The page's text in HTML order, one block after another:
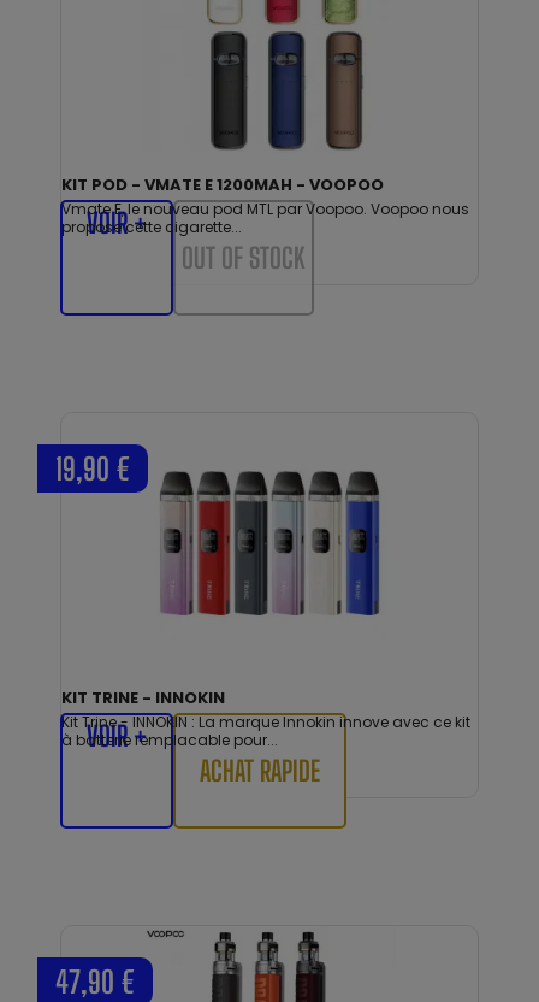
KIT POD - VMATE E 1200MAH - VOOPOO
Vmate E, le nouveau pod MTL par Voopoo. Voopoo nous
propose cette cigarette...
VOIR +
OUT OF STOCK
KIT TRINE - INNOKIN
Kit Trine - INNOKIN : La marque Innokin innove avec ce kit
à batterie remplacable pour...
19,90 €
VOIR +
ACHAT RAPIDE
47,90 €